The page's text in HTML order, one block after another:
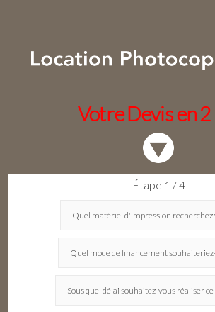
Votre Devis en 2
Étape 1 / 4